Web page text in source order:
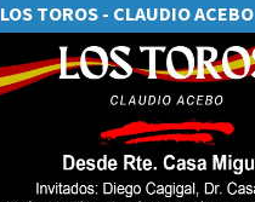
LOS TOROS - CLAUDIO ACEBO